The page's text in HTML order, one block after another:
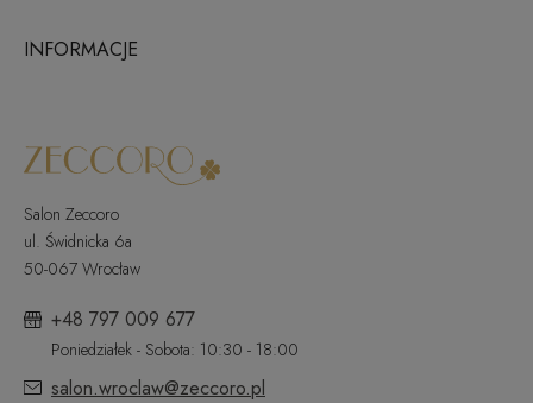
INFORMACJE
Salon Zeccoro
ul. Świdnicka 6a
50-067 Wrocław
+48 797 009 677
Poniedziałek - Sobota: 10:30 - 18:00
salon.wroclaw@zeccoro.pl